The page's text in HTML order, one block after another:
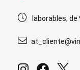
laborables, de